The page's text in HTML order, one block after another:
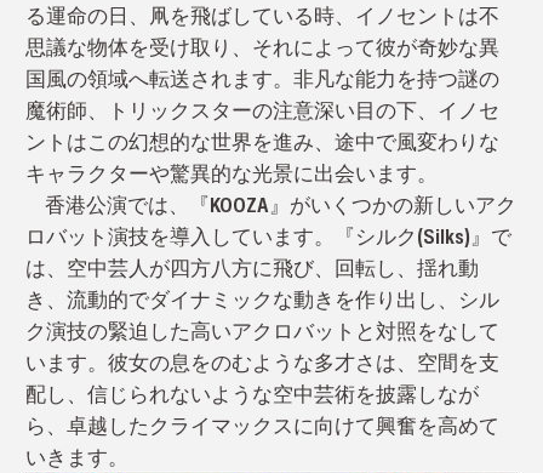
る運命の日、凧を飛ばしている時、イノセントは不
思議な物体を受け取り、それによって彼が奇妙な異
国風の領域へ転送されます。非凡な能力を持つ謎の
魔術師、トリックスターの注意深い目の下、イノセ
ントはこの幻想的な世界を進み、途中で風変わりな
キャラクターや驚異的な光景に出会います。
香港公演では、『KOOZA』がいくつかの新しいアク
ロバット演技を導入しています。『シルク(Silks)』で
は、空中芸人が四方八方に飛び、回転し、揺れ動
き、流動的でダイナミックな動きを作り出し、シル
ク演技の緊迫した高いアクロバットと対照をなして
います。彼女の息をのむような多才さは、空間を支
配し、信じられないような空中芸術を披露しなが
ら、卓越したクライマックスに向けて興奮を高めて
いきます。